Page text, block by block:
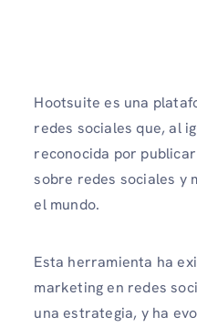
Hootsuite es una
redes sociales que, al
reconocida por
sobre redes sociales y
el mundo.
Esta herramienta ha
marketing en redes
una estrategia, y ha